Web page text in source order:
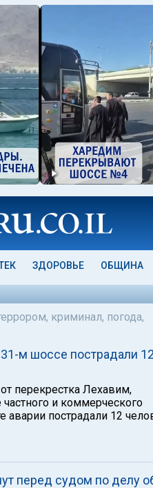
ЗДОРОВЬЕ ОБЩИНА
криминал, погода,
31-м шоссе пострадали 12
перекрестка Лехавим,
и коммерческого
аварии пострадали 12
перед судом по делу